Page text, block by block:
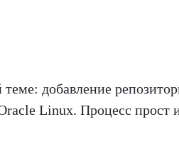
добавление
Linux. Процесс прост